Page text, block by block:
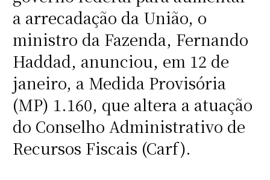
a arrecadação da União, o
ministro da Fazenda, Fernando
Haddad, anunciou, em 12 de
janeiro, a Medida Provisória
(MP) 1.160, que altera a atuação
do Conselho Administrativo de
Recursos Fiscais (Carf).